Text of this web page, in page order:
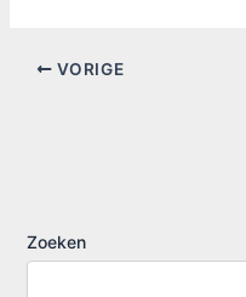
VORIGE
Zoeken